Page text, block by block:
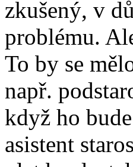
zkušený, v
problému.
To by se
např.
když ho
asistent